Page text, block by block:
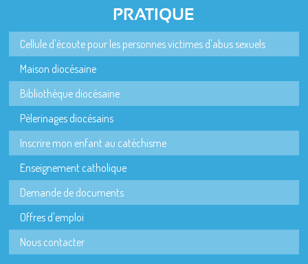
PRATIQUE
Cellule d'écoute pour les personnes victimes d'abus sexuels
Maison diocésaine
Bibliothèque diocésaine
Pèlerinages diocésains
Inscrire mon enfant au catéchisme
Enseignement catholique
Demande de documents
Offres d'emploi
Nous contacter